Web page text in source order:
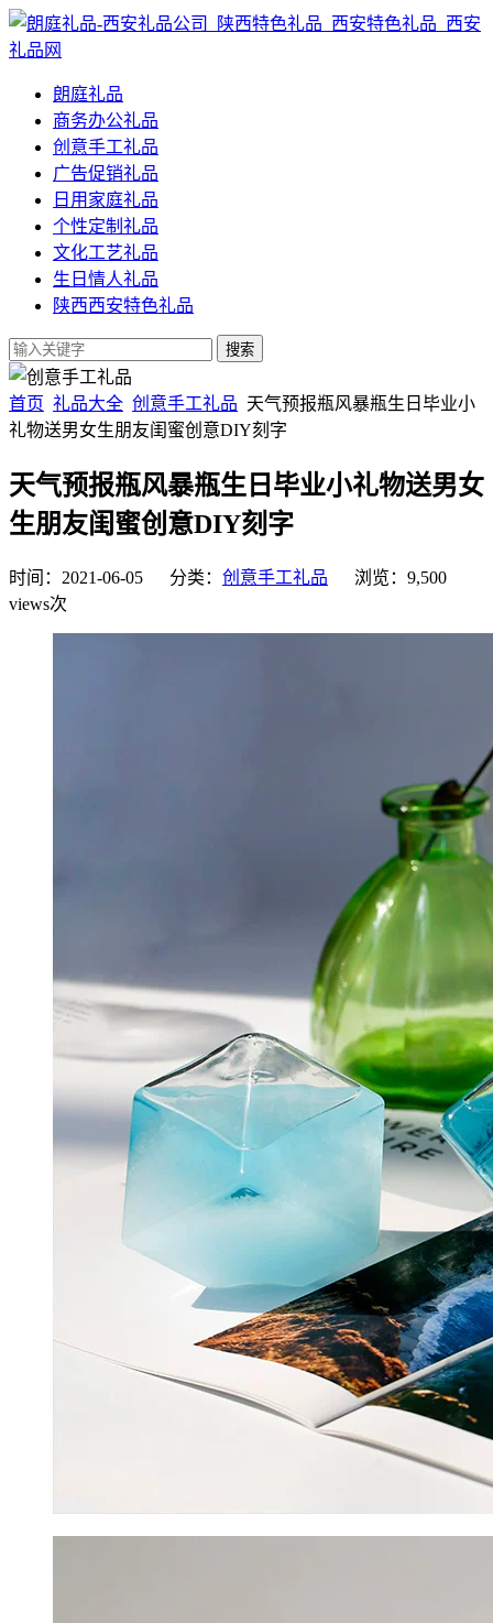
朗庭礼品
商务办公礼品
创意手工礼品
广告促销礼品
日用家庭礼品
个性定制礼品
文化工艺礼品
生日情人礼品
陕西西安特色礼品
首页 礼品大全 创意手工礼品 天气预报瓶风暴瓶生日毕业小
礼物送男女生朋友闺蜜创意DIY刻字
天气预报瓶风暴瓶生日毕业小礼物送男女
生朋友闺蜜创意DIY刻字
时间：2021-06-05 分类： 创意手工礼品 浏览：9,500
views次